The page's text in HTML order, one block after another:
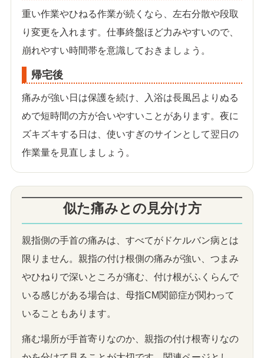
重い作業やひねる作業が続くなら、左右分散や段取
り変更を入れます。仕事終盤ほど力みやすいので、
崩れやすい時間帯を意識しておきましょう。
帰宅後
痛みが強い日は保護を続け、入浴は長風呂よりぬる
めで短時間の方が合いやすいことがあります。夜に
ズキズキする日は、使いすぎのサインとして翌日の
作業量を見直しましょう。
似た痛みとの見分け方
親指側の手首の痛みは、すべてがドケルバン病とは
限りません。親指の付け根側の痛みが強い、つまみ
やひねりで深いところが痛む、付け根がふくらんで
いる感じがある場合は、母指CM関節症が関わって
いることもあります。
痛む場所が手首寄りなのか、親指の付け根寄りなの